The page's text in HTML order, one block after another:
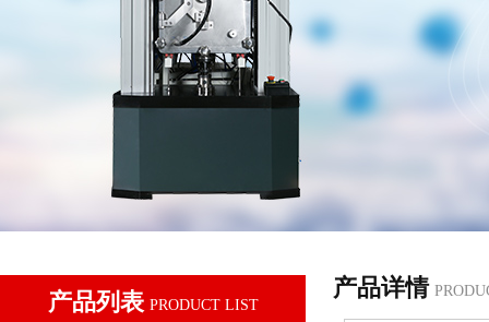
产品列表 PRODUCT LIST
产品详情